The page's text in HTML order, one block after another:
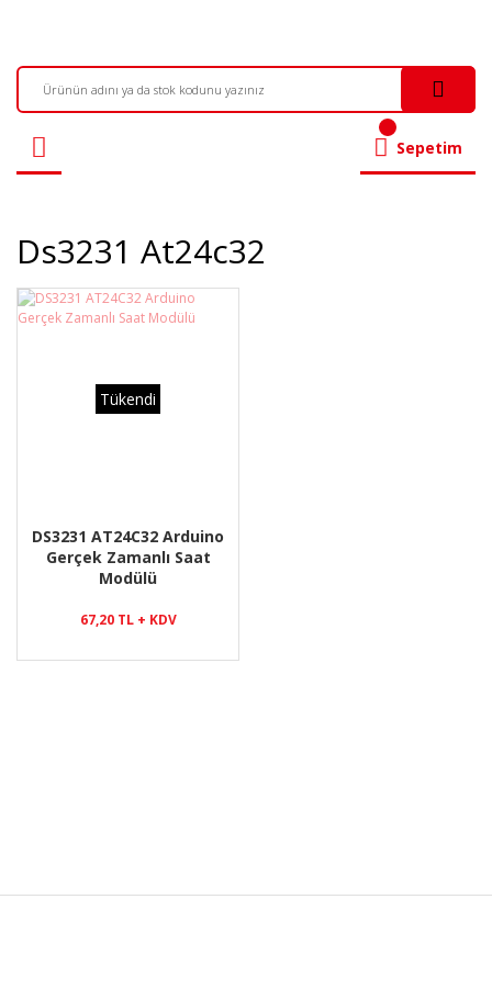
Sepetim
Ds3231 At24c32
Tükendi
DS3231 AT24C32 Arduino
Gerçek Zamanlı Saat
Modülü
67,20 TL + KDV